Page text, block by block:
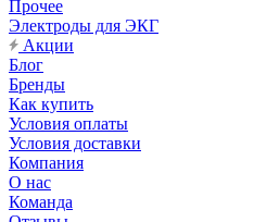
Прочее
Электроды для ЭКГ
Акции
Блог
Бренды
Как купить
Условия оплаты
Условия доставки
Компания
О нас
Команда